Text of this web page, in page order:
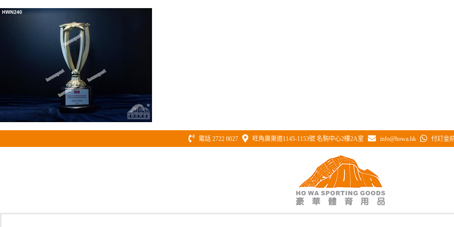
Skip
電話 2722 0027 旺角廣東道1145-1153號 名駒中心2樓2A室 info@howa.hk 付訂金